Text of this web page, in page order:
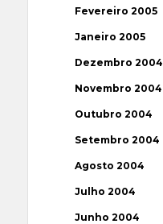
Fevereiro 2005
Janeiro 2005
Dezembro 2004
Novembro 2004
Outubro 2004
Setembro 2004
Agosto 2004
Julho 2004
Junho 2004